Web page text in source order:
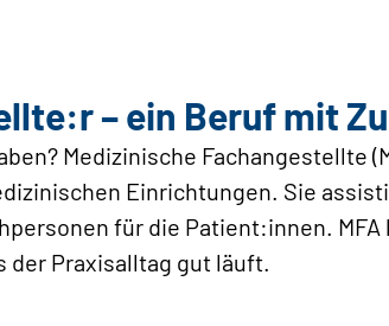
– ein Beruf mit
Medizinische Fachangestellte
Einrichtungen. Sie
für die Patient:innen.
der Praxisalltag gut läuft.